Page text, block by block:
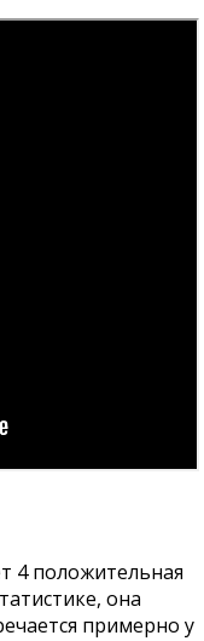
4 положительная
она
примерно у